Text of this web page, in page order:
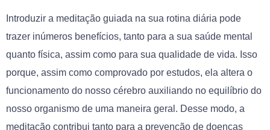
Introduzir a meditação guiada na sua rotina diária pode
trazer inúmeros benefícios, tanto para a sua saúde mental
quanto física, assim como para sua qualidade de vida. Isso
porque, assim como comprovado por estudos, ela altera o
funcionamento do nosso cérebro auxiliando no equilíbrio do
nosso organismo de uma maneira geral. Desse modo, a
meditação contribui tanto para a prevenção de doenças